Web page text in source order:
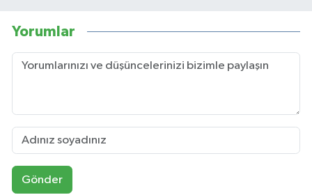
Yorumlar
Gönder